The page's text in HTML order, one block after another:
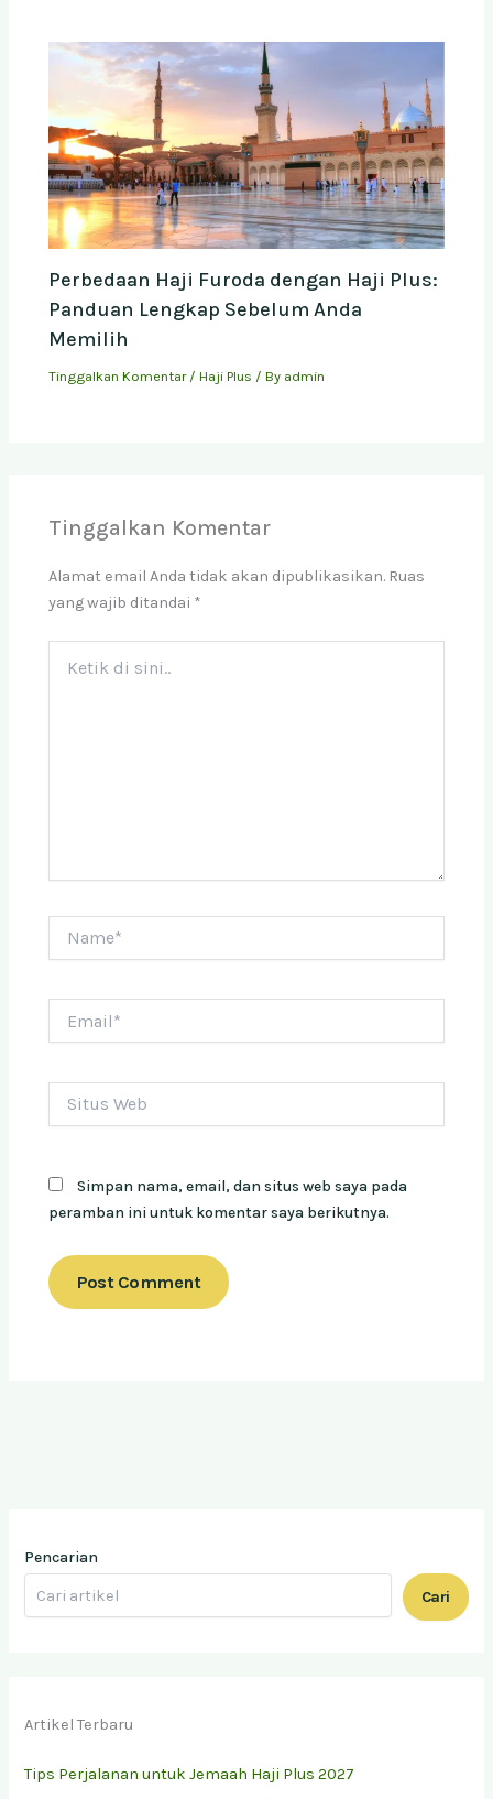
Perbedaan Haji Furoda dengan Haji Plus:
Panduan Lengkap Sebelum Anda
Memilih
Tinggalkan Komentar /Haji Plus / By admin
Tinggalkan Komentar
Alamat email Anda tidak akan dipublikasikan. Ruas
yang wajib ditandai *
Web
Simpan nama, email, dan situs web saya pada
peramban ini untuk komentar saya berikutnya.
Pencarian
Cari
Artikel Terbaru
Tips Perjalanan untuk Jemaah Haji Plus 2027